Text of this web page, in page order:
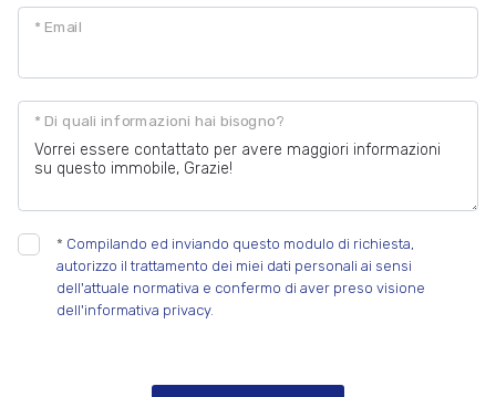
* Email
* Di quali informazioni hai bisogno?
* Compilando ed inviando questo modulo di richiesta,
autorizzo il trattamento dei miei dati personali ai sensi
dell'attuale normativa e confermo di aver preso visione
dell'informativa privacy.